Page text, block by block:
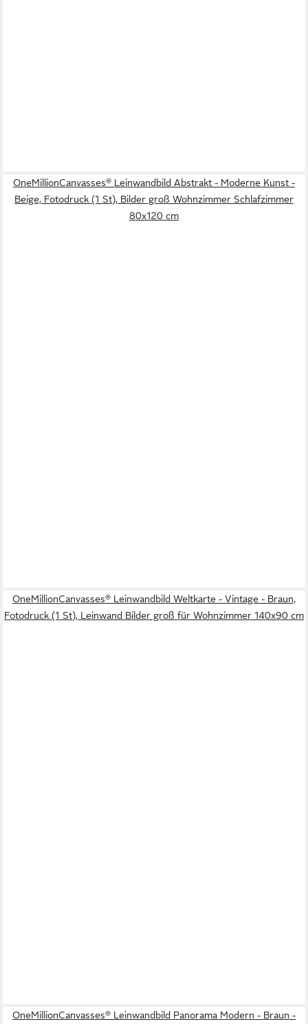
OneMillionCanvasses® Leinwandbild Abstrakt - Moderne Kunst -
Beige, Fotodruck (1 St), Bilder groß Wohnzimmer Schlafzimmer
80x120 cm
OneMillionCanvasses® Leinwandbild Weltkarte - Vintage - Braun,
Fotodruck (1 St), Leinwand Bilder groß für Wohnzimmer 140x90 cm
OneMillionCanvasses® Leinwandbild Panorama Modern - Braun -